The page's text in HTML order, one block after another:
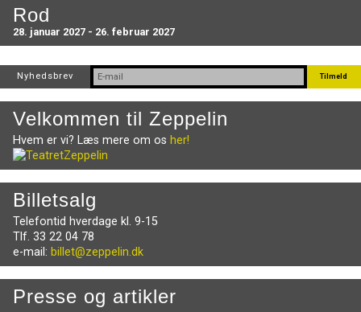
Rod
28. januar 2027 - 26. februar 2027
Nyhedsbrev
Velkommen til Zeppelin
Hvem er vi? Læs mere om os her!
Billetsalg
Telefontid hverdage kl. 9-15
Tlf. 33 22 04 78
e-mail: billet@zeppelin.dk
Presse og artikler